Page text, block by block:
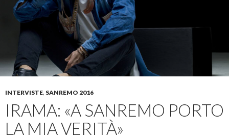
INTERVISTE, SANREMO 2016
IRAMA: «A SANREMO PORTO
LA MIA VERITÀ»